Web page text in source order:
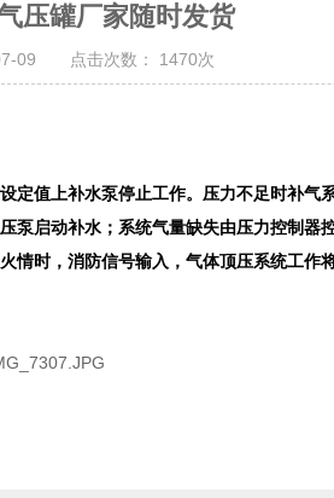
压罐厂家随时发货
09 点击次数： 1470次
定值上补水泵停止工作。压力不足时补气
泵启动补水；系统气量缺失由压力控制器
情时，消防信号输入，气体顶压系统工作